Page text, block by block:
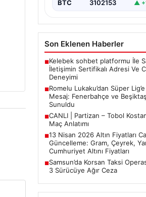
BTC 3102153 ▲
Son Eklenen Haberler
■Kelebek sohbet platformu İle
İletişimin Sertifikalı Adresi Ve
Deneyimi
■Romelu Lukaku’dan Süper Lig’e
Mesaj: Fenerbahçe ve
Sunuldu
■CANLI | Partizan – Tobol
Maç Anlatımı
■13 Nisan 2026 Altın Fiyatları
Güncelleme: Gram, Çeyrek,
Cumhuriyet Altını Fiyatları
■Samsun’da Korsan Taksi
3 Sürücüye Ağır Ceza